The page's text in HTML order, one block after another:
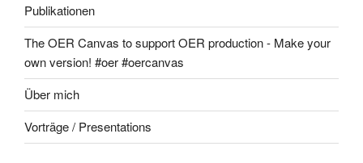
Publikationen
The OER Canvas to support OER production - Make your
own version! #oer #oercanvas
Über mich
Vorträge / Presentations